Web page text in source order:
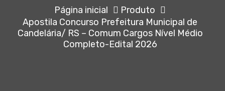
Página inicial
Produto
Apostila Concurso Prefeitura Municipal de
Candelária/ RS – Comum Cargos Nível Médio
Completo-Edital 2026